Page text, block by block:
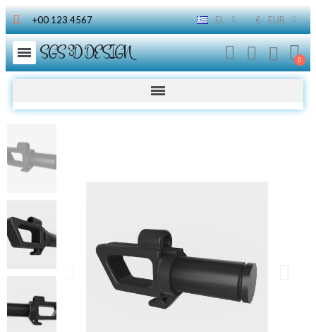
+00 123 4567 EL € EUR
SGS 3D DESIGN